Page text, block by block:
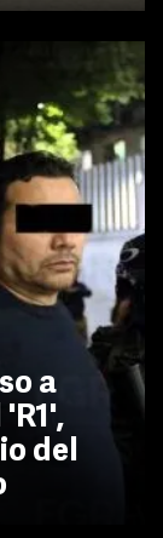
a
del